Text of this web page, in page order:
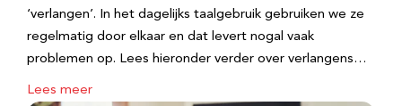
‘verlangen’. In het dagelijks taalgebruik gebruiken we ze
regelmatig door elkaar en dat levert nogal vaak
problemen op. Lees hieronder verder over verlangens…
Lees meer